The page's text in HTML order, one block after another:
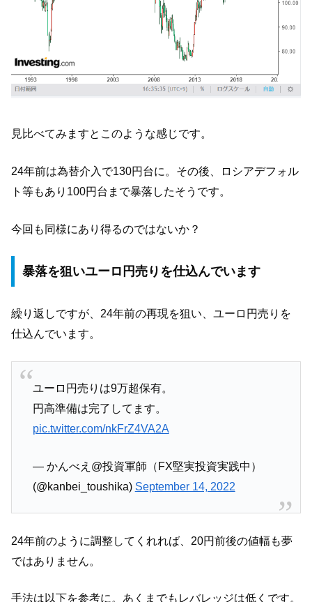
見比べてみますとこのような感じです。
24年前は為替介入で130円台に。その後、ロシアデフォル
ト等もあり100円台まで暴落したそうです。
今回も同様にあり得るのではないか？
暴落を狙いユーロ円売りを仕込んでいます
繰り返しですが、24年前の再現を狙い、ユーロ円売りを
仕込んでいます。
ユーロ円売りは9万超保有。
円高準備は完了してます。
pic.twitter.com/nkFrZ4VA2A
— かんべえ@投資軍師（FX堅実投資実践中）
(@kanbei_toushika) September 14, 2022
24年前のように調整してくれれば、20円前後の値幅も夢
ではありません。
手法は以下を参考に。あくまでもレバレッジは低くです。